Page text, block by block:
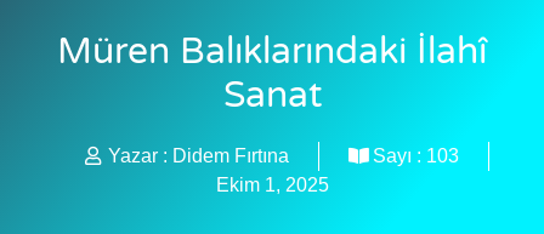
Müren Balıklarındaki İlahî
Sanat
Yazar : Didem Fırtına Sayı : 103
Ekim 1, 2025